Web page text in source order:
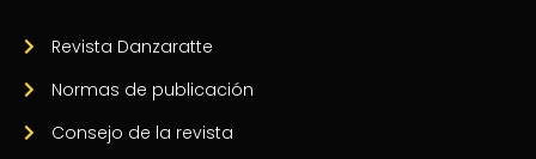
Revista Danzaratte
Normas de publicación
Consejo de la revista